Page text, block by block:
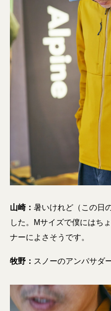
山崎： 暑いけれど（この日
した。Mサイズで僕にはち
ナーによさそうです。
牧野： スノーのアンバサダ